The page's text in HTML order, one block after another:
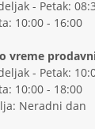
- Petak:
10:00 - 16:00
vreme
- Petak:
10:00 - 18:00
Neradni dan